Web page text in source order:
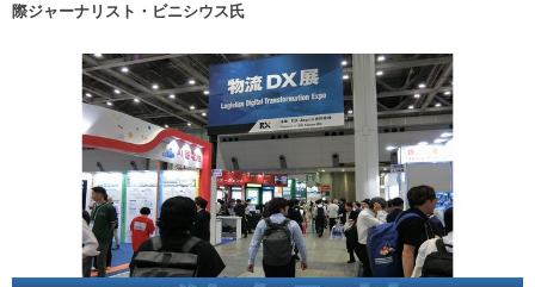
際ジャーナリスト・ビニシウス氏